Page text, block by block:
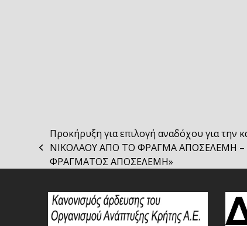
previous
post:
Προκήρυξη για επιλογή αναδόχου για την
ΝΙΚΟΛΑΟΥ ΑΠΟ ΤΟ ΦΡΑΓΜΑ ΑΠΟΣΕΛΕΜΗ –
ΦΡΑΓΜΑΤΟΣ ΑΠΟΣΕΛΕΜΗ»